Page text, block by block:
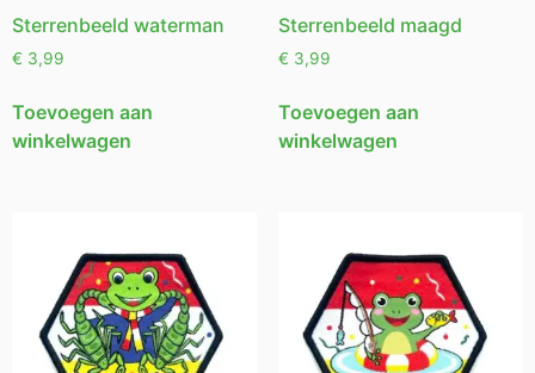
Sterrenbeeld waterman
€ 3,99
Toevoegen aan
winkelwagen
Sterrenbeeld maagd
€ 3,99
Toevoegen aan
winkelwagen